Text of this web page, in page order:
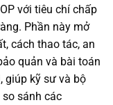
với tiêu chí chấp
Phần này mở
cách thao tác, an
quản và bài toán
giúp kỹ sư và bộ
sánh các